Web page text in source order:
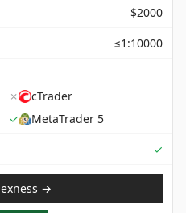
$2000
≤1:10000
✗
cTrader
✓
MetaTrader 5
✓
exness →